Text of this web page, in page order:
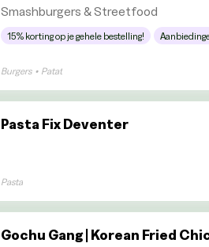
Smashburgers & Streetfood
15% korting op je gehele bestelling!
Burgers • Patat
Pasta Fix Deventer
Pasta
Gochu Gang | Korean Fried